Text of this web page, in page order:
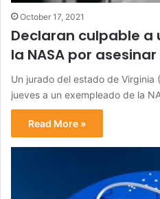
October 17, 2021
Declaran culpable a
la NASA por
Un jurado del estado de Virginia
jueves a un exempleado de la
Read More »